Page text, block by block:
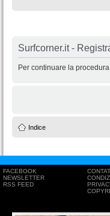
Surfcorner.it -
Per continuare la
Indice
FACEBOOK
NEWSLETTER
RSS FEED